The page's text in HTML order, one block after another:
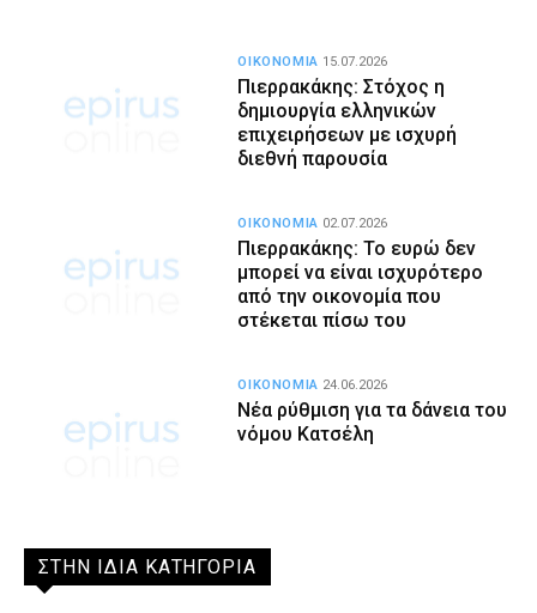
Πιερρακάκης: Στόχος η
δημιουργία ελληνικών
επιχειρήσεων με ισχυρή
διεθνή παρουσία
ΟΙΚΟΝΟΜΙΑ 15.07.2026
Πιερρακάκης: Το ευρώ δεν
μπορεί να είναι ισχυρότερο
από την οικονομία που
στέκεται πίσω του
ΟΙΚΟΝΟΜΙΑ 02.07.2026
Νέα ρύθμιση για τα δάνεια του
νόμου Κατσέλη
ΟΙΚΟΝΟΜΙΑ 24.06.2026
ΣΤΗΝ ΙΔΙΑ ΚΑΤΗΓΟΡΙΑ